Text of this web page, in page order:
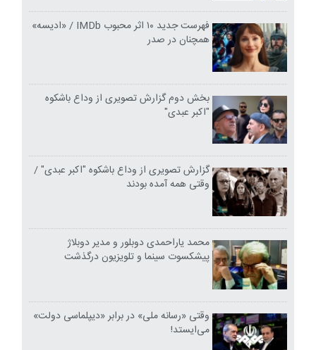
فهرست جدید ۱۰ اثر محبوب IMDb / «ادیسه»
همچنان در صدر
بخش دوم گزارش تصویری از وداع باشکوه
"اکبر عبدی"
گزارش تصویری از وداع باشکوه "اکبر عبدی" /
وقتی همه آمده بودند
محمد یاراحمدی دوبلور و مدیر دوبلاژ
پیشکسوت سینما و تلویزیون درگذشت
وقتی «رسانه ملی» در برابر «دیپلماسی دولت»
می‌ایستد!